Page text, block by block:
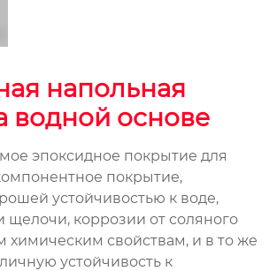
напольная
водной основе
эпоксидное покрытие для
покрытие,
устойчивостью к воде,
щелочи, коррозии от соляного
химическим свойствам, и в то же
устойчивость к